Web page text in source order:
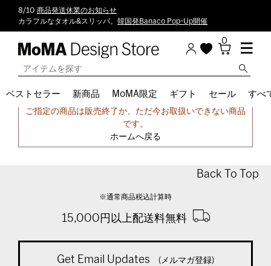
8/10 商品発送休業のお知らせ
カラフルなタオル&スリッパ。 韓国発Banaco Pop-Up開催
0
ベストセラー 新商品 MoMA限定 ギフト セール すべ
申し訳ございません。
ご指定の商品は販売終了か、ただ今お取扱いできない商品
です。
ホームへ戻る
Back To Top
※通常商品税込計算時
15,000円以上配送料無料
Get Email Updates (メルマガ登録)